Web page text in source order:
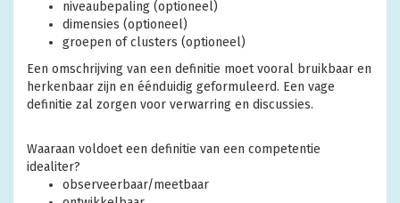
niveaubepaling (optioneel)
dimensies (optioneel)
groepen of clusters (optioneel)
Een omschrijving van een definitie moet vooral bruikbaar en
herkenbaar zijn en éénduidig geformuleerd. Een vage
definitie zal zorgen voor verwarring en discussies.
Waaraan voldoet een definitie van een competentie
idealiter?
observeerbaar/meetbaar